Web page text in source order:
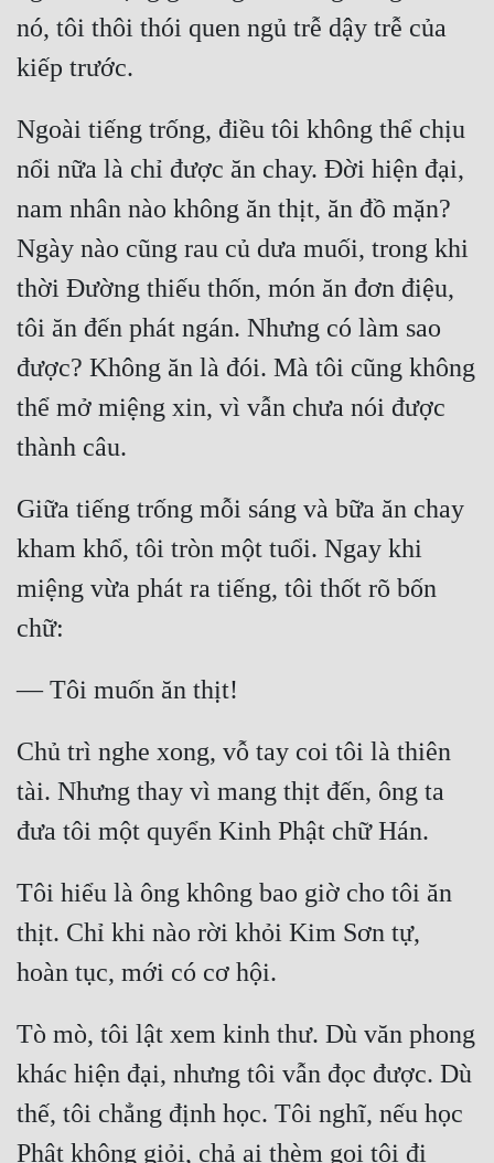
nó, tôi thôi thói quen ngủ trễ dậy trễ của
Ngoài tiếng trống, điều tôi không thể chịu
nổi nữa là chỉ được ăn chay. Đời hiện đại,
nam nhân nào không ăn thịt, ăn đồ mặn?
Ngày nào cũng rau củ dưa muối, trong khi
thời Đường thiếu thốn, món ăn đơn điệu,
tôi ăn đến phát ngán. Nhưng có làm sao
được? Không ăn là đói. Mà tôi cũng không
thể mở miệng xin, vì vẫn chưa nói được
Giữa tiếng trống mỗi sáng và bữa ăn chay
kham khổ, tôi tròn một tuổi. Ngay khi
miệng vừa phát ra tiếng, tôi thốt rõ bốn
Chủ trì nghe xong, vỗ tay coi tôi là thiên
tài. Nhưng thay vì mang thịt đến, ông ta
Tôi hiểu là ông không bao giờ cho tôi ăn
thịt. Chỉ khi nào rời khỏi Kim Sơn tự,
Tò mò, tôi lật xem kinh thư. Dù văn phong
khác hiện đại, nhưng tôi vẫn đọc được. Dù
thế, tôi chẳng định học. Tôi nghĩ, nếu học
Phật không giỏi, chả ai thèm gọi tôi đi